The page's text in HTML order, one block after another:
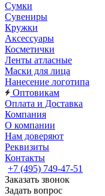
Сумки
Сувениры
Кружки
Аксессуары
Косметички
Ленты атласные
Маски для лица
Нанесение логотипа
Оптовикам
Оплата и Доставка
Компания
О компании
Нам доверяют
Реквизиты
Контакты
+7 (495) 749-47-51
Заказать звонок
Задать вопрос